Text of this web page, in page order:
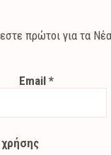
πρώτοι για τα
Email *